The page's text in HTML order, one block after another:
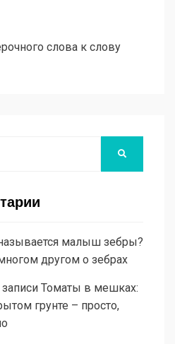
слова к слову
малыш зебры?
другом о зебрах
записи Томаты в мешках:
грунте – просто,